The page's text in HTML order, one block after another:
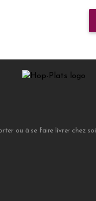
ou à se faire livrer chez soi